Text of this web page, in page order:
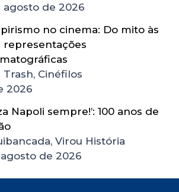
agosto de 2026
no cinema: Do mito às
representações
Trash, Cinéfilos
2026
Napoli sempre!’: 100 anos de
Virou História
agosto de 2026